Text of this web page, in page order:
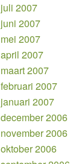
juli 2007
juni 2007
mei 2007
april 2007
maart 2007
februari 2007
januari 2007
december 2006
november 2006
oktober 2006